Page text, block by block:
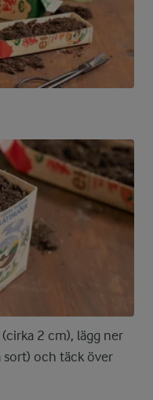
2 cm), lägg ner
och täck över